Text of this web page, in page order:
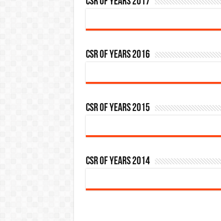
CSR OF YEARS 2016
CSR OF YEARS 2015
CSR OF YEARS 2014